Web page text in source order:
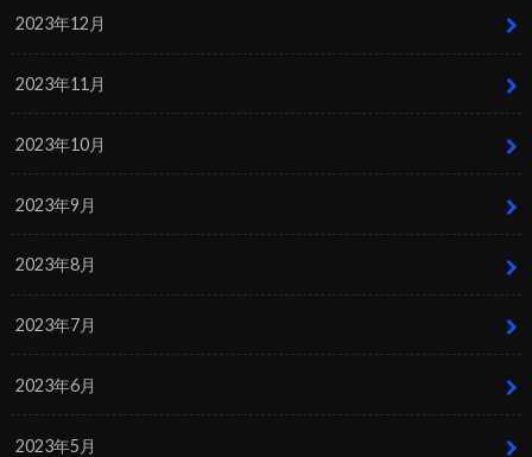
2023年12月
2023年11月
2023年10月
2023年9月
2023年8月
2023年7月
2023年6月
2023年5月